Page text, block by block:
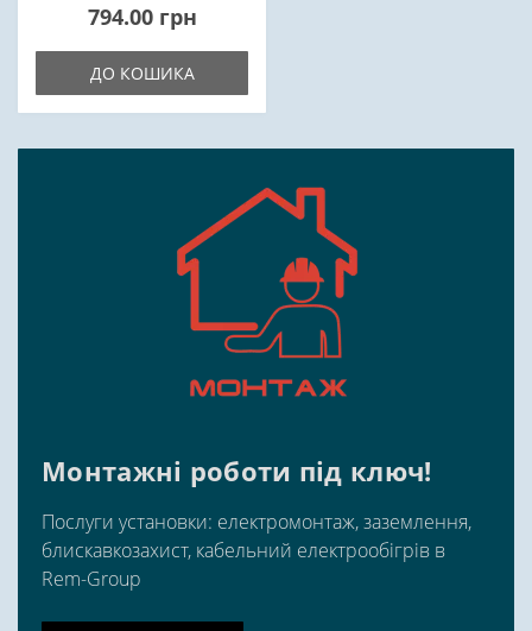
794.00 грн
ДО КОШИКА
Монтажні роботи під ключ!
Послуги установки: електромонтаж, заземлення,
блискавкозахист, кабельний електрообігрів в
Rem-Group